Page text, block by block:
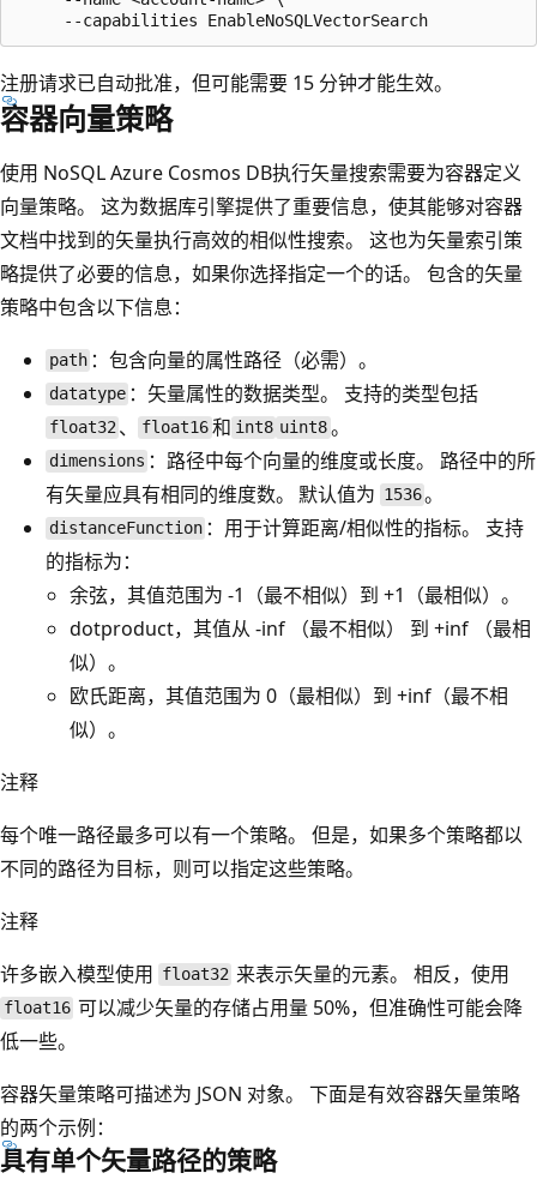
注册请求已自动批准，但可能需要 15 分钟才能生效。
容器向量策略
使用 NoSQL Azure Cosmos DB执行矢量搜索需要为容器定义
向量策略。 这为数据库引擎提供了重要信息，使其能够对容器
文档中找到的矢量执行高效的相似性搜索。 这也为矢量索引策
略提供了必要的信息，如果你选择指定一个的话。 包含的矢量
策略中包含以下信息：
path ：包含向量的属性路径（必需）。
datatype ：矢量属性的数据类型。 支持的类型包括
float32 、 float16和 int8 uint8。
dimensions ：路径中每个向量的维度或长度。 路径中的所
有矢量应具有相同的维度数。 默认值为 1536。
distanceFunction ：用于计算距离/相似性的指标。 支持
的指标为：
余弦，其值范围为 -1（最不相似）到 +1（最相似）。
dotproduct，其值从 -inf （最不相似） 到 +inf （最相
似）。
欧氏距离，其值范围为 0（最相似）到 +inf（最不相
似）。
注释
每个唯一路径最多可以有一个策略。 但是，如果多个策略都以
不同的路径为目标，则可以指定这些策略。
注释
许多嵌入模型使用 float32 来表示矢量的元素。 相反，使用
float16 可以减少矢量的存储占用量 50%，但准确性可能会降
低一些。
容器矢量策略可描述为 JSON 对象。 下面是有效容器矢量策略
的两个示例：
具有单个矢量路径的策略